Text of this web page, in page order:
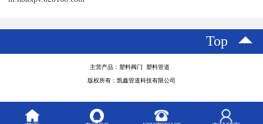
Top
主营产品：塑料阀门 塑料管道
版权所有：凯鑫管道科技有限公司